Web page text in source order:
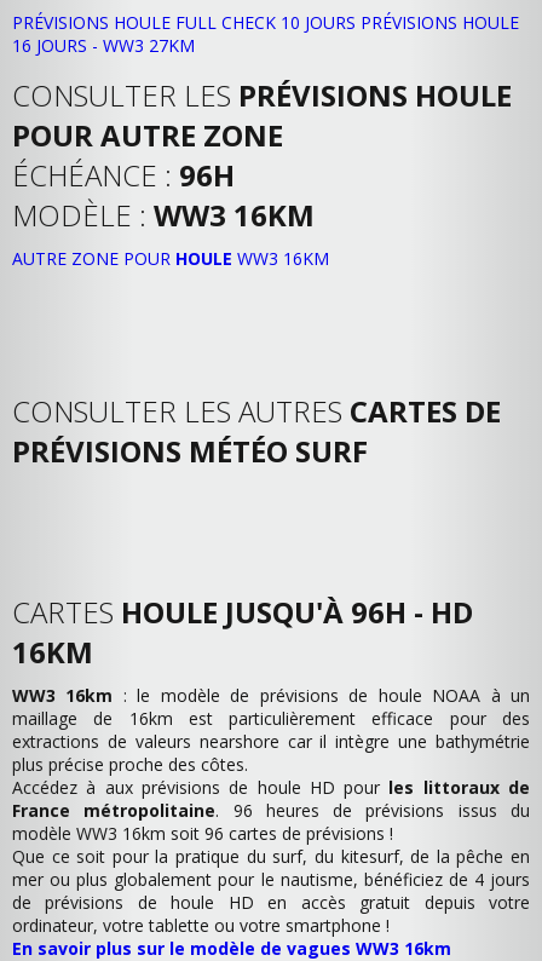
PRÉVISIONS HOULE FULL CHECK 10 JOURS PRÉVISIONS HOULE
16 JOURS - WW3 27KM
CONSULTER LES PRÉVISIONS HOULE
POUR AUTRE ZONE
ÉCHÉANCE : 96H
MODÈLE : WW3 16KM
AUTRE ZONE POUR HOULE WW3 16KM
CONSULTER LES AUTRES CARTES DE
PRÉVISIONS MÉTÉO SURF
CARTES HOULE JUSQU'À 96H - HD
16KM
WW3 16km : le modèle de prévisions de houle NOAA à un
maillage de 16km est particulièrement efficace pour des
extractions de valeurs nearshore car il intègre une bathymétrie
plus précise proche des côtes.
Accédez à aux prévisions de houle HD pour les littoraux de
France métropolitaine. 96 heures de prévisions issus du
modèle WW3 16km soit 96 cartes de prévisions !
Que ce soit pour la pratique du surf, du kitesurf, de la pêche en
mer ou plus globalement pour le nautisme, bénéficiez de 4 jours
de prévisions de houle HD en accès gratuit depuis votre
ordinateur, votre tablette ou votre smartphone !
En savoir plus sur le modèle de vagues WW3 16km